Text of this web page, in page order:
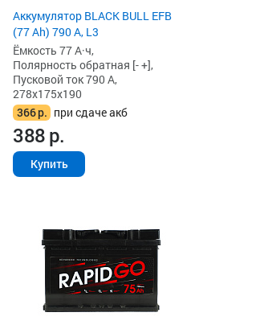
Аккумулятор BLACK BULL EFB
(77 Ah) 790 А, L3
Ёмкость 77 А·ч,
Полярность обратная [- +],
Пусковой ток 790 А,
278x175x190
366р. при сдаче акб
388р.
Купить